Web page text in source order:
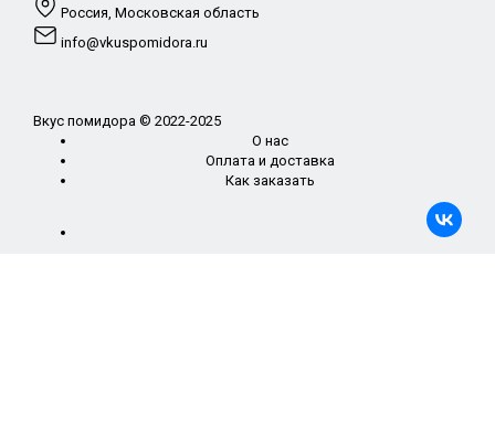
Россия, Московская область
info@vkuspomidora.ru
Вкус помидора © 2022-2025
О нас
Оплата и доставка
Как заказать